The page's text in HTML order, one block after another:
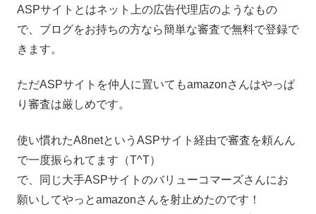
ASPサイトとはネット上の広告代理店のようなもの
で、ブログをお持ちの方なら簡単な審査で無料で登録で
きます。
ただASPサイトを仲人に置いてもamazonさんはやっぱ
り審査は厳しめです。
使い慣れたA8netというASPサイト経由で審査を頼んん
で一度振られてます（T^T）
で、同じ大手ASPサイトのバリューコマーズさんにお
願いしてやっとamazonさんを射止めたのです！